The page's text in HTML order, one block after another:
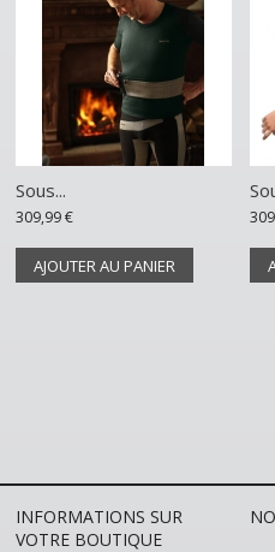
Sous...
309,99 €
AJOUTER AU PANIER
INFORMATIONS SUR
VOTRE BOUTIQUE